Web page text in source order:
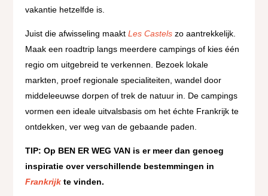
vakantie hetzelfde is.
Juist die afwisseling maaktLes Castels zo aantrekkelijk.
Maak een roadtrip langs meerdere campings of kies één
regio om uitgebreid te verkennen. Bezoek lokale
markten, proef regionale specialiteiten, wandel door
middeleeuwse dorpen of trek de natuur in. De campings
vormen een ideale uitvalsbasis om het échte Frankrijk te
ontdekken, ver weg van de gebaande paden.
TIP: Op BEN ER WEG VAN is er meer dan genoeg
inspiratie over verschillende bestemmingen in
Frankrijk te vinden.